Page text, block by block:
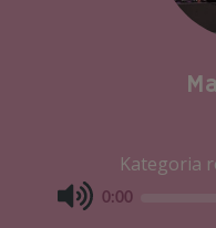
Kategoria
0:00